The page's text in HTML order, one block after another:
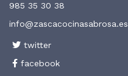
985 35 30 38
info@zascacocinasabrosa.es
twitter
facebook